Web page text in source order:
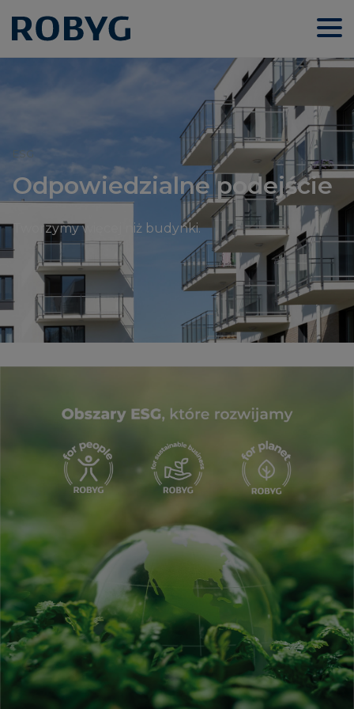
ESG
Odpowiedzialne podejście
Tworzymy więcej niż budynki.